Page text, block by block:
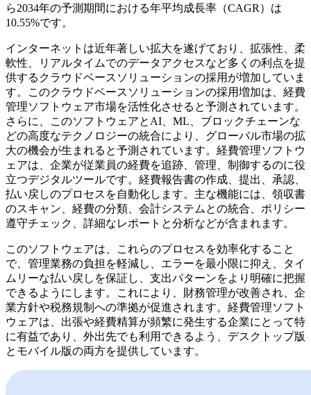
ら2034年の予測期間における年平均成長率（CAGR）は
10.55%です。
インターネットは近年著しい拡大を遂げており、拡張性、柔
軟性、リアルタイムでのデータアクセスなど多くの利点を提
供するクラウドベースソリューションの採用が増加していま
す。このクラウドベースソリューションの採用増加は、経費
管理ソフトウェア市場を活性化させると予測されています。
さらに、このソフトウェアとAI、ML、ブロックチェーンな
どの高度なテクノロジーの統合により、グローバル市場の拡
大の機会が生まれると予測されています。経費管理ソフトウ
ェアは、企業が従業員の経費を追跡、管理、制御するのに役
立つデジタルツールです。経費報告書の作成、提出、承認、
払い戻しのプロセスを自動化します。主な機能には、領収書
のスキャン、経費の分類、会計システムとの統合、ポリシー
遵守チェック、詳細なレポートと分析などが含まれます。
このソフトウェアは、これらのプロセスを効率化すること
で、管理業務の負担を軽減し、エラーを最小限に抑え、タイ
ムリーな払い戻しを保証し、支出パターンをより明確に把握
できるようにします。これにより、財務管理が改善され、企
業方針や税務規制への準拠が促進されます。経費管理ソフト
ウェアは、出張や経費精算が頻繁に発生する企業にとって特
に有益であり、外出先でも利用できるよう、デスクトップ版
とモバイル版の両方を提供しています。